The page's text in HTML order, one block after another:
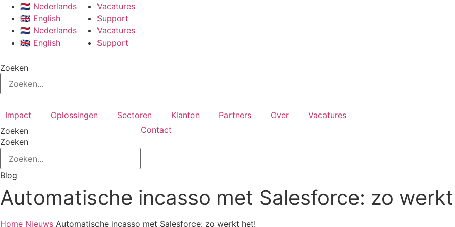
🇳🇱 Nederlands
🇬🇧 English
🇳🇱 Nederlands
🇬🇧 English
Vacatures
Support
Vacatures
Support
Zoeken
Impact Oplossingen Sectoren Klanten Partners Over
Vacatures
Zoeken
Zoeken
Contact
Blog
Automatische incasso met Salesforce: zo
Home Nieuws Automatische incasso met Salesforce: zo werkt het!